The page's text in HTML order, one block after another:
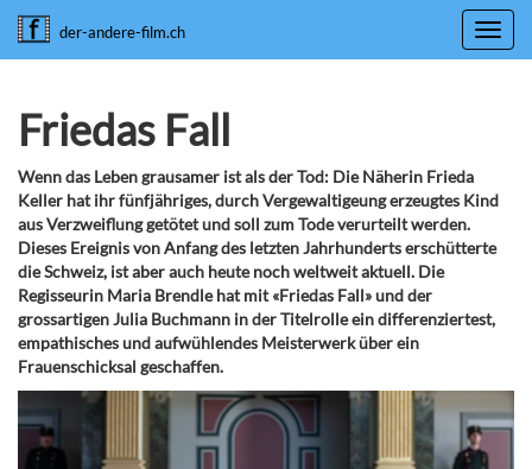
der-andere-film.ch
Friedas Fall
Wenn das Leben grausamer ist als der Tod: Die Näherin Frieda
Keller hat ihr fünfjähriges, durch Vergewaltigeung erzeugtes Kind
aus Verzweiflung getötet und soll zum Tode verurteilt werden.
Dieses Ereignis von Anfang des letzten Jahrhunderts erschütterte
die Schweiz, ist aber auch heute noch weltweit aktuell. Die
Regisseurin Maria Brendle hat mit «Friedas Fall» und der
grossartigen Julia Buchmann in der Titelrolle ein differenziertest,
empathisches und aufwühlendes Meisterwerk über ein
Frauenschicksal geschaffen.